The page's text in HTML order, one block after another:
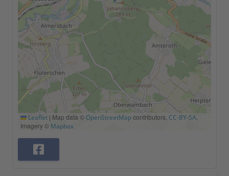
Leaflet | Map data © OpenStreetMapcontributors, CC-BY-SA
Imagery © Mapbox